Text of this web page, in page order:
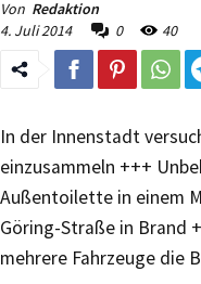
Von Redaktion
4. Juli 2014
0 40
In der Innenstadt
einzusammeln +++
Außentoilette in einem
Göring-Straße in Brand
mehrere Fahrzeuge die